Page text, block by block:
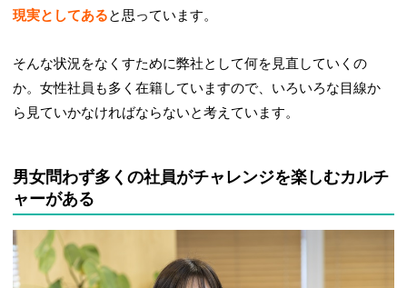
現実としてあると思っています。
そんな状況をなくすために弊社として何を見直していくの
か。女性社員も多く在籍していますので、いろいろな目線か
ら見ていかなければならないと考えています。
男女問わず多くの社員がチャレンジを楽しむカルチ
ャーがある